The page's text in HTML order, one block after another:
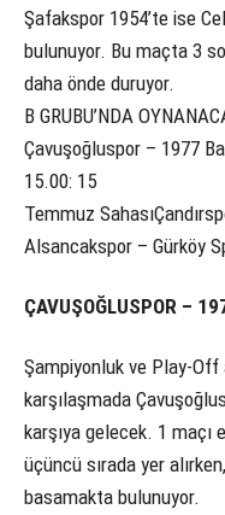
Şafakspor 1954’te ise
bulunuyor. Bu maçta 3
daha önde duruyor.
B GRUBU’NDA
Çavuşoğluspor – 1977
15.00: 15
Temmuz
Alsancakspor – Gürköy
ÇAVUŞOĞLUSPOR –
Şampiyonluk ve Play-Off
karşılaşmada
karşıya gelecek. 1 maçı
üçüncü sırada yer
basamakta bulunuyor.